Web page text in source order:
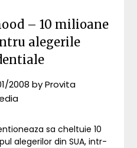
– 10 milioane
alegerile
2008 byProvita
sa cheltuie 10
alegerilor din SUA, intr-